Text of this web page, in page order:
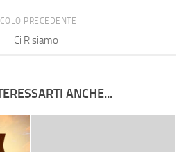
PRECEDENTE
Ci Risiamo
ANCHE...